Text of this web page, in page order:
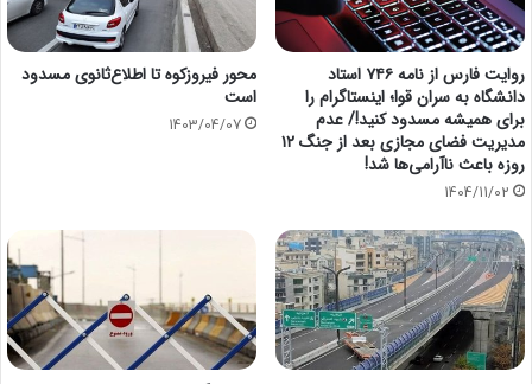
روایت فارس از نامه ۷۴۶ استاد
دانشگاه به سران قوا؛ اینستاگرام را
برای همیشه مسدود کنید!/ عدم
مدیریت فضای مجازی بعد از جنگ ۱۲
روزه باعث ناآرامی‌ها شد!
1404/11/02
محور فیروزکوه تا اطلاع‌ثانوی مسدود
است
1403/04/07